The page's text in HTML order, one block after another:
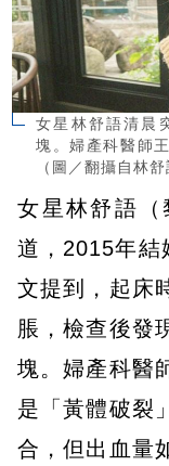
女星林舒語清晨
塊。婦產科醫師
（圖／翻攝自林舒
女星林舒語（
道，2015年結
文提到，起床
脹，檢查後發
塊。婦產科醫
是「黃體破裂
合，但出血量